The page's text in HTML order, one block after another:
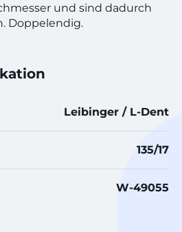
und sind dadurch
Doppelendig.
Leibinger / L-Dent
135/17
W-49055